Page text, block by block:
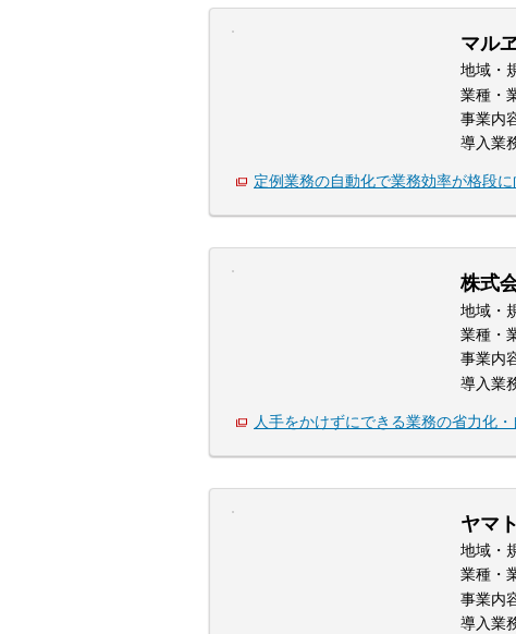
マル
地域・
業種・
事業内
導入業
定例業務の自動化で業務効率が格段
株式
地域・
業種・
事業内
導入業
人手をかけずにできる業務の省力化
ヤマ
地域・
業種・
事業内
導入業